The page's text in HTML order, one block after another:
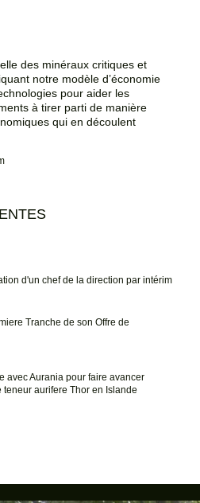
des minéraux critiques et
notre modèle d’économie
pour aider les
à tirer parti de manière
qui en découlent
d'un chef de la direction par intérim
Tranche de son Offre de
avec Aurania pour faire avancer
aurifere Thor en Islande